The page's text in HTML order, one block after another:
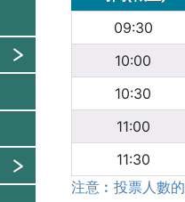
09:30
10:00
10:30
11:00
11:30
注意︰投票人數